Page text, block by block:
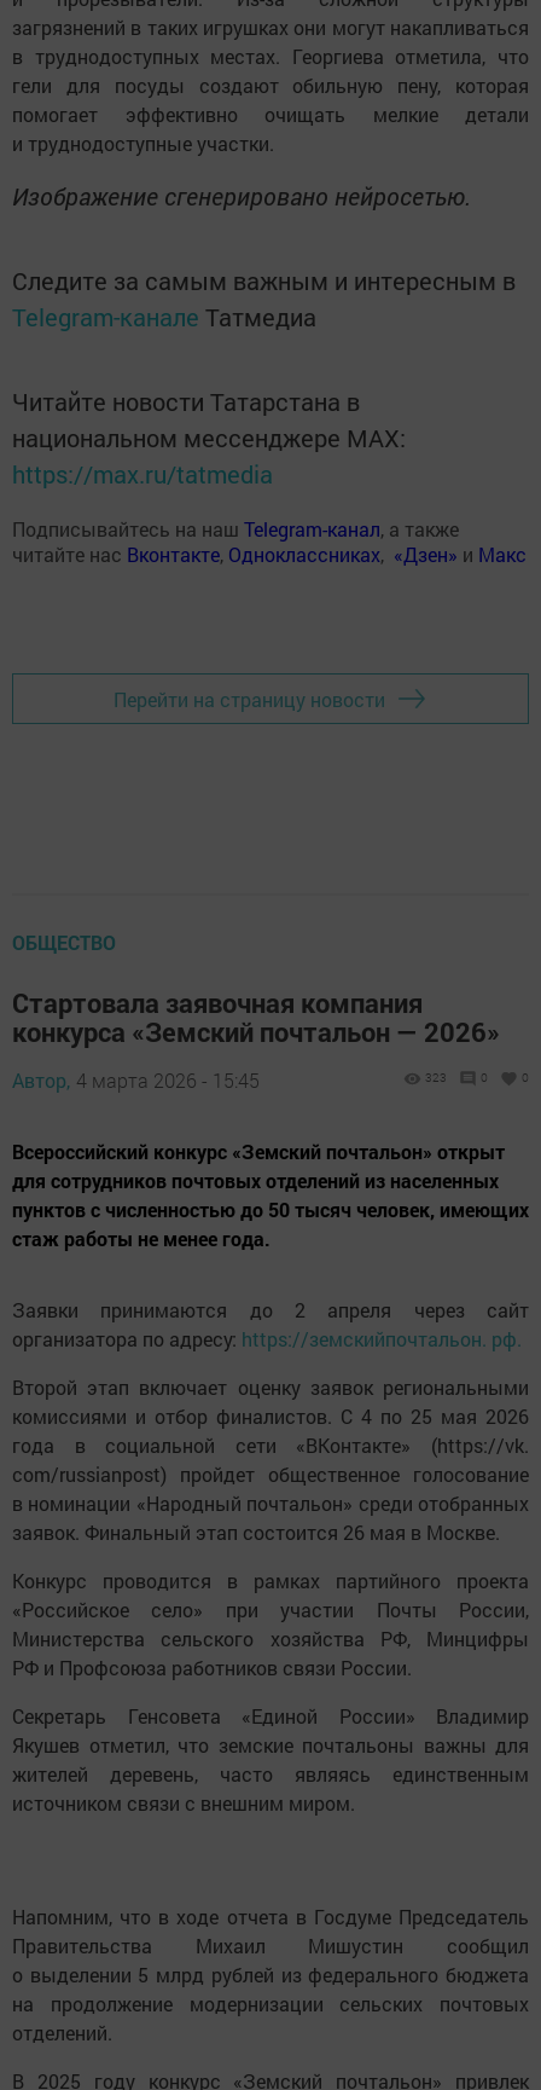
загрязнений в таких игрушках они могут накапливаться
в труднодоступных местах. Георгиева отметила, что
гели для посуды создают обильную пену, которая
помогает эффективно очищать мелкие детали
и труднодоступные участки.
Изображение сгенерировано нейросетью.
Следите за самым важным и интересным в
Telegram-канале Татмедиа
Читайте новости Татарстана в
национальном мессенджере MАХ:
https://max.ru/tatmedia
Подписывайтесь на наш Telegram-канал, а также
читайте нас Вконтакте, Одноклассниках, «Дзен» и Макс
Перейти на страницу новости
ОБЩЕСТВО
Стартовала заявочная компания
конкурса «Земский почтальон — 2026»
Автор, 4 марта 2026 - 15:45 323 0 0
Всероссийский конкурс «Земский почтальон» открыт
для сотрудников почтовых отделений из населенных
пунктов с численностью до 50 тысяч человек, имеющих
стаж работы не менее года.
Заявки принимаются до 2 апреля через сайт
организатора по адресу: https://земскийпочтальон. рф.
Второй этап включает оценку заявок региональными
комиссиями и отбор финалистов. С 4 по 25 мая 2026
года в социальной сети «ВКонтакте» (https://vk.
com/russianpost) пройдет общественное голосование
в номинации «Народный почтальон» среди отобранных
заявок. Финальный этап состоится 26 мая в Москве.
Конкурс проводится в рамках партийного проекта
«Российское село» при участии Почты России,
Министерства сельского хозяйства РФ, Минцифры
РФ и Профсоюза работников связи России.
Секретарь Генсовета «Единой России» Владимир
Якушев отметил, что земские почтальоны важны для
жителей деревень, часто являясь единственным
источником связи с внешним миром.
Напомним, что в ходе отчета в Госдуме Председатель
Правительства Михаил Мишустин сообщил
о выделении 5 млрд рублей из федерального бюджета
на продолжение модернизации сельских почтовых
отделений.
В 2025 году конкурс «Земский почтальон» привлек